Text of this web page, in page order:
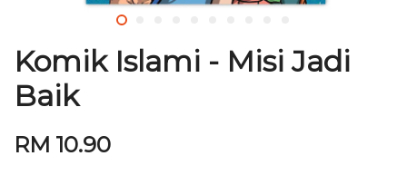
Komik Islami - Misi Jadi
Baik
RM 10.90